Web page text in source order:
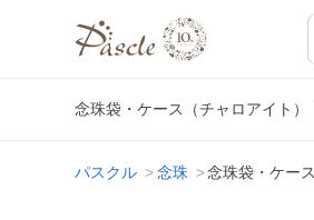
念珠袋・ケース（チャロアイト
パスクル 念珠 念珠袋・ケー